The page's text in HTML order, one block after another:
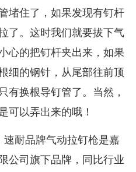
堵住了，如果发现有钉杆
了。这时我们就要拔下气
心的把钉杆夹出来，如果
细的钢针，从尾部往前顶
有换根导钉管了。当然，
可以弄出来的哦！
速耐品牌气动拉钉枪是嘉
公司旗下品牌，同比行业